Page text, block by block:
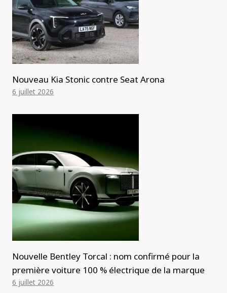
Nouveau Kia Stonic contre Seat Arona
6 juillet 2026
Nouvelle Bentley Torcal : nom confirmé pour la
première voiture 100 % électrique de la marque
6 juillet 2026